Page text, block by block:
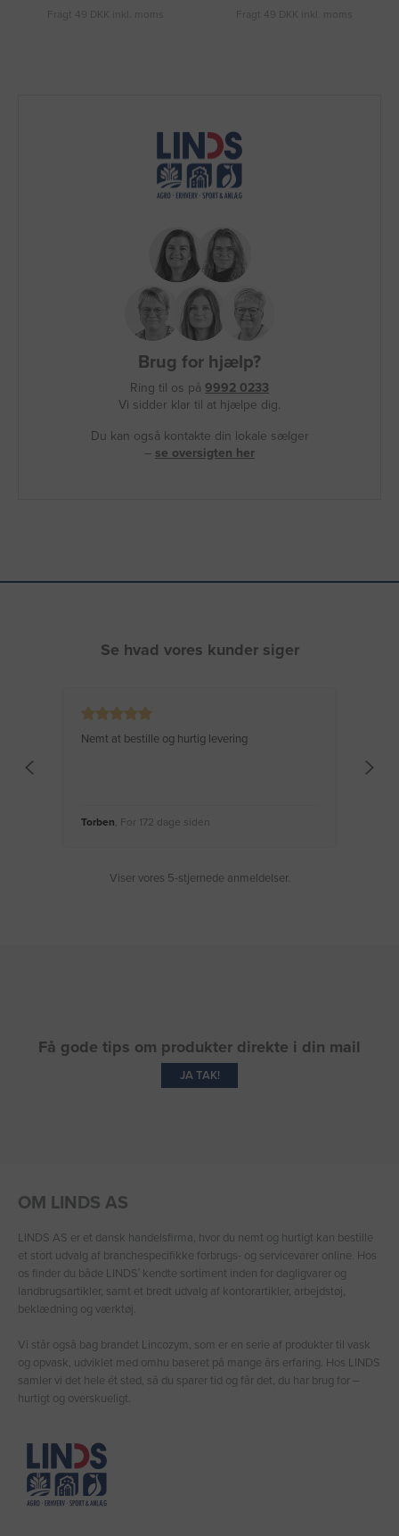
Fragt 49 DKK inkl. moms Fragt 49 DKK inkl. moms
Brug for hjælp?
Ring til os på 9992 0233
Vi sidder klar til at hjælpe dig.
Du kan også kontakte din lokale sælger
– se oversigten her
Se hvad vores kunder siger
Nemt at bestille og hurtig levering
Torben, For 172 dage siden
Viser vores 5-stjernede anmeldelser.
Få gode tips om produkter direkte i din mail
JA TAK!
OM LINDS AS
LINDS AS er et dansk handelsfirma, hvor du nemt og hurtigt kan bestille
et stort udvalg af branchespecifikke forbrugs- og servicevarer online. Hos
os finder du både LINDS′ kendte sortiment inden for dagligvarer og
landbrugsartikler, samt et bredt udvalg af kontorartikler, arbejdstøj,
beklædning og værktøj.
Vi står også bag brandet Lincozym, som er en serie af produkter til vask
og opvask, udviklet med omhu baseret på mange års erfaring. Hos LINDS
samler vi det hele ét sted, så du sparer tid og får det, du har brug for –
hurtigt og overskueligt.